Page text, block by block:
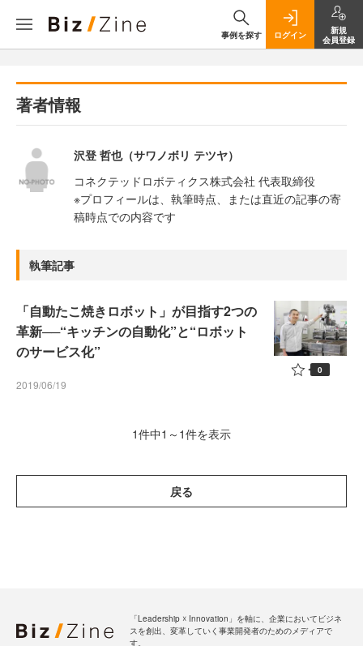
事例を探す ログイン
新規
会員登録
著者情報
沢登 哲也（サワノボリ テツヤ）
コネクテッドロボティクス株式会社 代表取締役
※プロフィールは、執筆時点、または直近の記事の寄
稿時点での内容です
執筆記事
「自動たこ焼きロボット」が目指す2つの
革新──“キッチンの自動化”と“ロボット
のサービス化”
2019/06/19
0
1件中1～1件を表示
戻る
「Leadership ☓ Innovation」を軸に、企業においてビジネ
スを創出、変革していく事業開発者のためのメディアで
す。